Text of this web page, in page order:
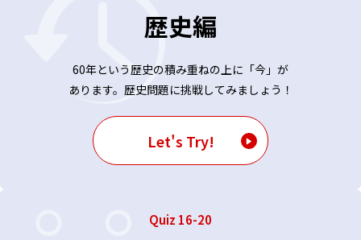
歴史編
60年という歴史の積み重ねの上に「今」が
あります。歴史問題に挑戦してみましょう！
Let's Try!
Quiz 16-20